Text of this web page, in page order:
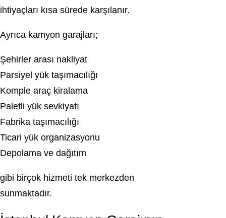
ihtiyaçları kısa sürede karşılanır.
Ayrıca kamyon garajları;
Şehirler arası nakliyat
Parsiyel yük taşımacılığı
Komple araç kiralama
Paletli yük sevkiyatı
Fabrika taşımacılığı
Ticari yük organizasyonu
Depolama ve dağıtım
gibi birçok hizmeti tek merkezden
sunmaktadır.